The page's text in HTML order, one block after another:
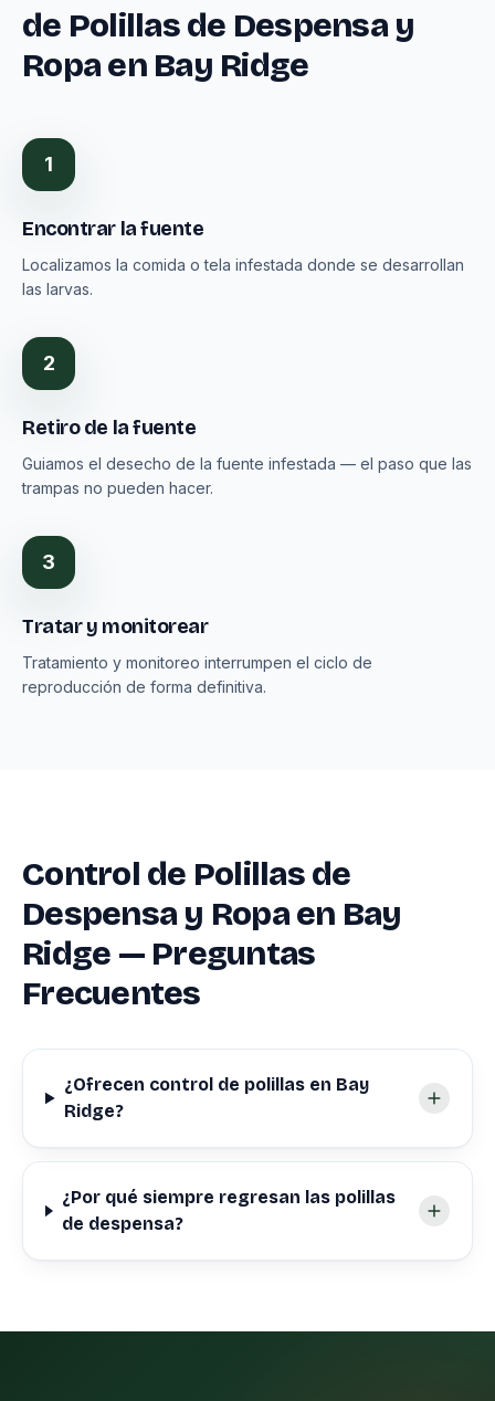
de Polillas de Despensa y
Ropa en Bay Ridge
1
Encontrar la fuente
Localizamos la comida o tela infestada donde se desarrollan
las larvas.
2
Retiro de la fuente
Guiamos el desecho de la fuente infestada — el paso que las
trampas no pueden hacer.
3
Tratar y monitorear
Tratamiento y monitoreo interrumpen el ciclo de
reproducción de forma definitiva.
Control de Polillas de
Despensa y Ropa en Bay
Ridge — Preguntas
Frecuentes
¿Ofrecen control de polillas en Bay
Ridge?
¿Por qué siempre regresan las polillas
de despensa?